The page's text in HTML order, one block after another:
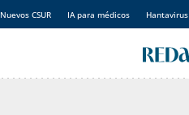
Nuevos CSUR IA para médicos Hantavirus